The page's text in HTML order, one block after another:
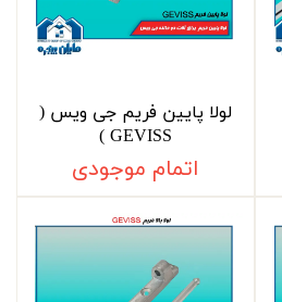
لولا پایین فریم جی ویس (
GEVISS )
اتمام موجودی